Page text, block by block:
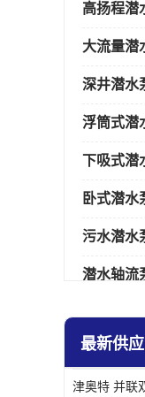
高扬程潜
大流量潜
深井潜水
浮筒式潜
下吸式潜
卧式潜水
污水潜水
潜水轴流
螺旋离心
控制柜
最新供